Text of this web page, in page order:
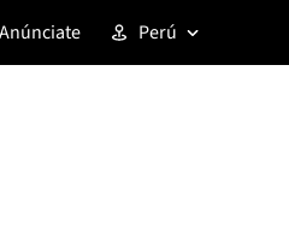
Anúnciate Perú